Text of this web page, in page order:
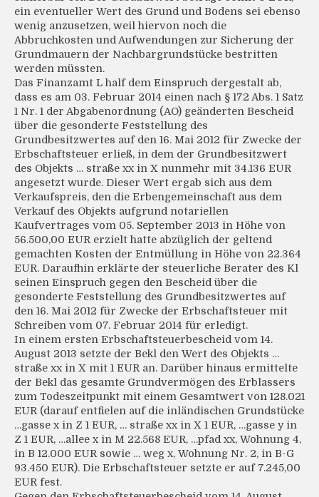
ein eventueller Wert des Grund und Bodens sei ebenso
wenig anzusetzen, weil hiervon noch die
Abbruchkosten und Aufwendungen zur Sicherung der
Grundmauern der Nachbargrundstücke bestritten
werden müssten.
Das Finanzamt L half dem Einspruch dergestalt ab,
dass es am 03. Februar 2014 einen nach § 172 Abs. 1 Satz
1 Nr. 1 der Abgabenordnung (AO) geänderten Bescheid
über die gesonderte Feststellung des
Grundbesitzwertes auf den 16. Mai 2012 für Zwecke der
Erbschaftsteuer erließ, in dem der Grundbesitzwert
des Objekts … straße xx in X nunmehr mit 34.136 EUR
angesetzt wurde. Dieser Wert ergab sich aus dem
Verkaufspreis, den die Erbengemeinschaft aus dem
Verkauf des Objekts aufgrund notariellen
Kaufvertrages vom 05. September 2013 in Höhe von
56.500,00 EUR erzielt hatte abzüglich der geltend
gemachten Kosten der Entmüllung in Höhe von 22.364
EUR. Daraufhin erklärte der steuerliche Berater des Kl
seinen Einspruch gegen den Bescheid über die
gesonderte Feststellung des Grundbesitzwertes auf
den 16. Mai 2012 für Zwecke der Erbschaftsteuer mit
Schreiben vom 07. Februar 2014 für erledigt.
In einem ersten Erbschaftsteuerbescheid vom 14.
August 2013 setzte der Bekl den Wert des Objekts …
straße xx in X mit 1 EUR an. Darüber hinaus ermittelte
der Bekl das gesamte Grundvermögen des Erblassers
zum Todeszeitpunkt mit einem Gesamtwert von 128.021
EUR (darauf entfielen auf die inländischen Grundstücke
…gasse x in Z 1 EUR, … straße xx in X 1 EUR, …gasse y in
Z 1 EUR, …allee x in M 22.568 EUR, …pfad xx, Wohnung 4,
in B 12.000 EUR sowie … weg x, Wohnung Nr. 2, in B-G
93.450 EUR). Die Erbschaftsteuer setzte er auf 7.245,00
EUR fest.